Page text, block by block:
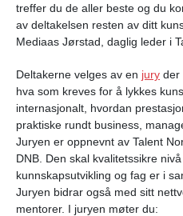
treffer du de aller beste og du
av deltakelsen resten av ditt
Mediaas Jørstad, daglig leder i
Deltakerne velges av en jury der
hva som kreves for å lykkes
internasjonalt, hvordan
praktiske rundt business,
Juryen er oppnevnt av Talent
DNB. Den skal kvalitetssikre
kunnskapsutvikling og fag er i
Juryen bidrar også med sitt
mentorer. I juryen møter du: